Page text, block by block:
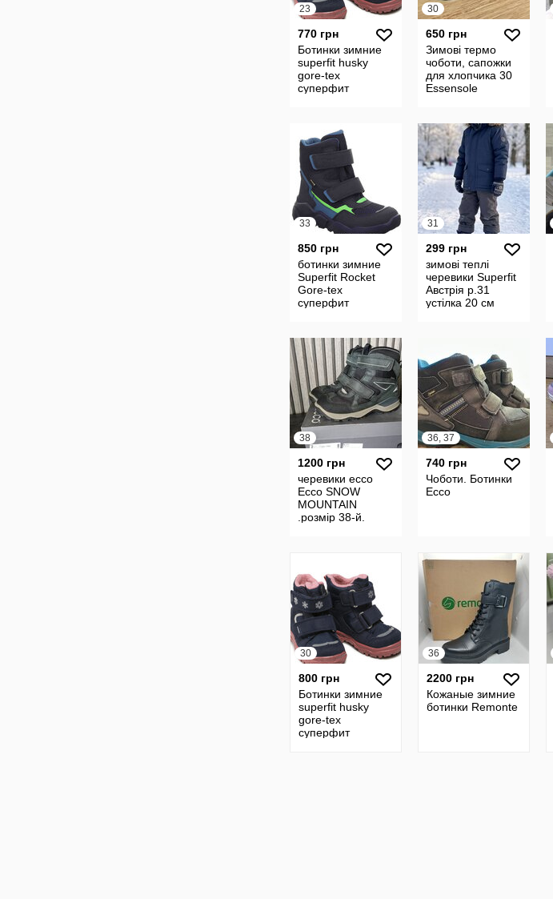
23
770 грн
Ботинки зимние
superfit husky
gore-tex
суперфит
30
650 грн
Зимові термо
чоботи, сапожки
для хлопчика 30
Essensole
33
850 грн
ботинки зимние
Superfit Rocket
Gore-tex
суперфит
31
299 грн
зимові теплі
черевики Superfit
Австрія р.31
устілка 20 см
38
1200 грн
черевики ecco
Ессо SNOW
MOUNTAIN
.розмір 38-й.
36, 37
740 грн
Чоботи. Ботинки
Ecco
30
800 грн
Ботинки зимние
superfit husky
gore-tex
суперфит
36
2200 грн
Кожаные зимние
ботинки Remonte